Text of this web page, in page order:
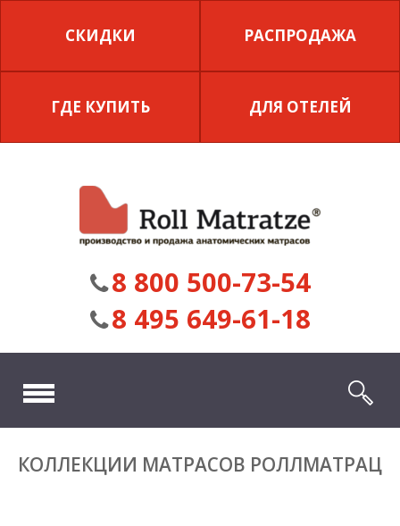
СКИДКИ РАСПРОДАЖА
ГДЕ КУПИТЬ ДЛЯ ОТЕЛЕЙ
8 800 500-73-54
8 495 649-61-18
КОЛЛЕКЦИИ МАТРАСОВ РОЛЛМАТРАЦ